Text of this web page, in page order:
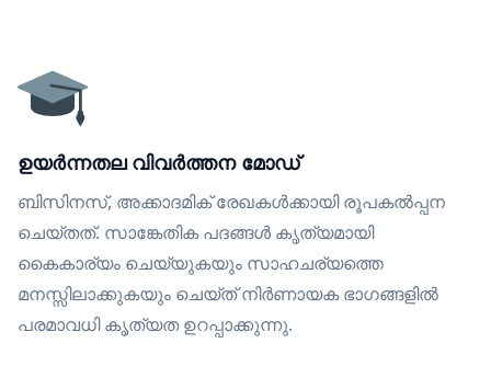
ഉയർന്നതല വിവർത്തന മോഡ്
ബിസിനസ്, അക്കാദമിക് രേഖകൾക്കായി രൂപകൽപ്പന
ചെയ്തത്. സാങ്കേതിക പദങ്ങൾ കൃത്യമായി
കൈകാര്യം ചെയ്യുകയും സാഹചര്യത്തെ
മനസ്സിലാക്കുകയും ചെയ്ത് നിർണായക ഭാഗങ്ങളിൽ
പരമാവധി കൃത്യത ഉറപ്പാക്കുന്നു.